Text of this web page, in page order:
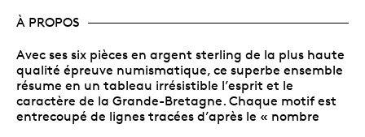
À PROPOS
Avec ses six pièces en argent sterling de la plus haute
qualité épreuve numismatique, ce superbe ensemble
résume en un tableau irrésistible l’esprit et le
caractère de la Grande-Bretagne. Chaque motif est
entrecoupé de lignes tracées d’après le « nombre